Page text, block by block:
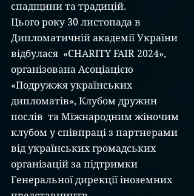
спадщини та традицій.
Цього року 30 листопада в
Дипломатичній академії України
відбулася  «CHARITY FAIR 2024»,
організована Асоціацією
«Подружжя українських
дипломатів», Клубом дружин
послів  та Міжнародним жіночим
клубом у співпраці з партнерами
від українських громадських
організацій за підтримки
Генеральної дирекції іноземних